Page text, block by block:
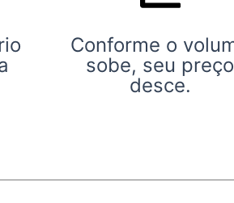
Conforme o
sobe, seu preço
desce.